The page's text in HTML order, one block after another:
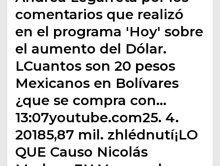
comentarios que realizó
en el programa 'Hoy' sobre
el aumento del Dólar.
LCuantos son 20 pesos
Mexicanos en Bolívares
¿que se compra con…
13:07youtube.com25. 4.
20185,87 mil. zhlédnutí¡LO
QUE Causo Nicolás